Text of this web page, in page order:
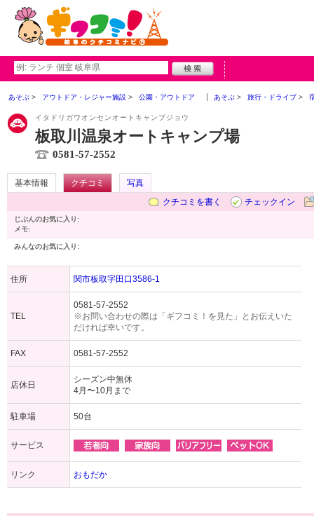
あそぶ アウトドア・レジャー施設 公園・アウトドア あそぶ 旅行・ドライブ
イタドリガワオンセンオートキャンプジョウ
板取川温泉オートキャンプ場
0581-57-2552
基本情報 クチコミ
写真
クチコミを書く
チェックイン
じぶんのお気に入り:
メモ:
みんなのお気に入り:
住所 関市板取字田口3586-1
TEL
0581-57-2552
※お問い合わせの際は「ギフコミ！を見た」とお伝えいた
だければ幸いです。
FAX 0581-57-2552
店休日
シーズン中無休
4月〜10月まで
駐車場 50台
サービス
リンク おもだか